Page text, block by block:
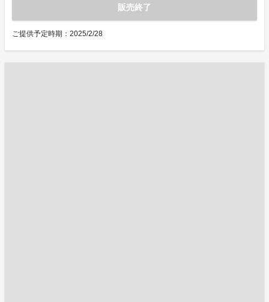
販売終了
ご提供予定時期：2025/2/28